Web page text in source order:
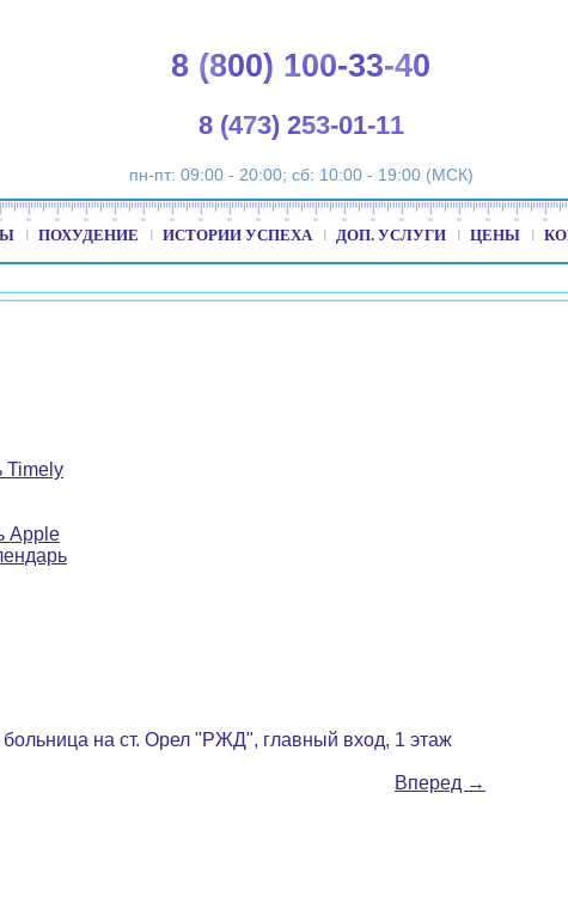
8 (800) 100-33-40
8 (473) 253-01-11
пн-пт: 09:00 - 20:00; сб: 10:00 - 19:00 (МСК)
ПОХУДЕНИЕ ИСТОРИИ УСПЕХА ДОП. УСЛУГИ ЦЕНЫ
Timely
Apple
больница на ст. Орел "РЖД", главный вход, 1 этаж
Вперед →